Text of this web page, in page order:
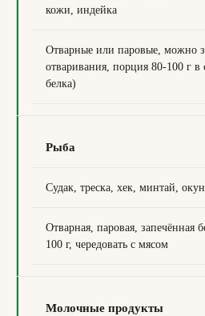
кожи, индейка
Отварные или паровые, можно
отваривания, порция 80-100 г в
белка)
Рыба
Судак, треска, хек, минтай,
Отварная, паровая, запечённая
100 г, чередовать с мясом
Молочные продукты